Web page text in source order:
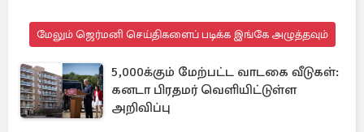
மேலும் ஜெர்மனி செய்திகளைப் படிக்க இங்கே அழுத்தவும்
5,000க்கும் மேற்பட்ட வாடகை வீடுகள்:
கனடா பிரதமர் வெளியிட்டுள்ள
அறிவிப்பு